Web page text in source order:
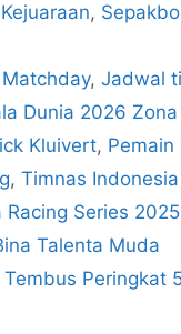
Kejuaraan,
Matchday,Jadwal
Dunia 2026
Kluivert, Pemain
, Timnas Indonesia
Racing Series
Talenta Muda
Tembus Peringkat